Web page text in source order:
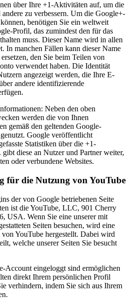
über Ihre +1-Aktivitäten auf, um die
zu verbessern. Um die Google+-
benötigen Sie ein weltweit
Profil, das zumindest den für das
muss. Dieser Name wird in allen
In manchen Fällen kann dieser Name
den Sie beim Teilen von
verwendet haben. Die Identität
angezeigt werden, die Ihre E-
andere identifizierende
Neben den oben
werden die von Ihnen
gemäß den geltenden Google-
Google veröffentlicht
Statistiken über die +1-
diese an Nutzer und Partner weiter,
oder verbundene Websites.
für die Nutzung von YouTube
der von Google betriebenen Seite
ist die YouTube, LLC, 901 Cherry
USA. Wenn Sie eine unserer mit
Seiten besuchen, wird eine
YouTube hergestellt. Dabei wird
welche unserer Seiten Sie besucht
Account eingeloggt sind ermöglichen
direkt Ihrem persönlichen Profil
verhindern, indem Sie sich aus Ihrem